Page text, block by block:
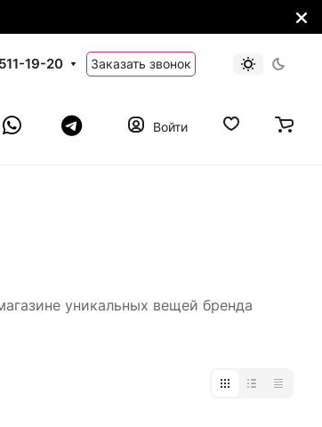
19-20 Заказать звонок
Войти
уникальных вещей бренда